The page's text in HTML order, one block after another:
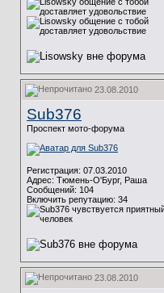
23.08.2010
Sub376
Проспект мото-форума
Регистрация: 07.03.2010
Адрес: Тюмень-О'Бург, Раша
Сообщений: 104
Включить репутацию: 34
23.08.2010